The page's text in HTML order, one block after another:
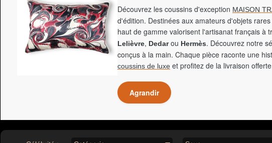
Découvrez les coussins d'exception MAISON
d'édition. Destinées aux amateurs d'objets
haut de gamme valorisent l'artisanat français à
Lelièvre, Dedarou Hermès. Découvrez notre
conçus à la main. Chaque pièce raconte une
coussins de luxe et profitez de la livraison
Agrandir